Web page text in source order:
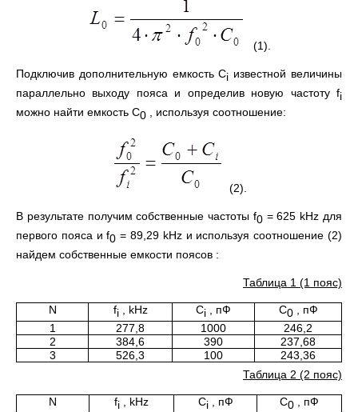
(1).
Подключив дополнительную емкость Сi известной величины
параллельно выходу пояса и определив новую частоту fi
можно найти емкость С0 , используя соотношение:
(2).
В результате получим собственные частоты f0= 625 kHz для
первого пояса и f0 = 89,29 kHz и используя соотношение (2)
найдем собственные емкости поясов :
Таблица 1 (1 пояс)
N fi , kHz Ci , пФ C0, пФ
1
277,8 1000
246,2
2
384,6 390
237,68
3
526,3 100
243,36
Таблица 2 (2 пояс)
N fi , kHz Ci, пФ C0 , пФ